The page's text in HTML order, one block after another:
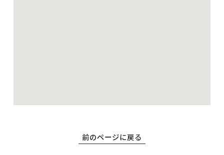
前のページに戻る